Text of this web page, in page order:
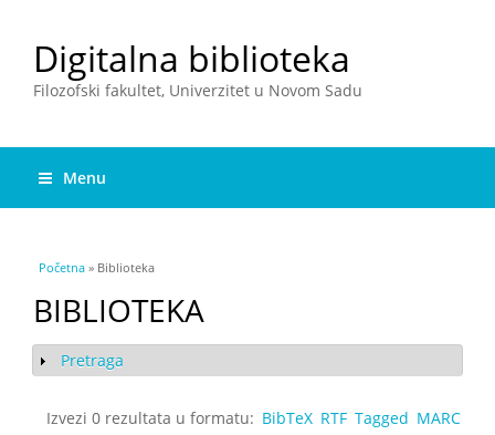
Digitalna biblioteka
Filozofski fakultet, Univerzitet u Novom Sadu
Menu
You are here
Početna » Biblioteka
BIBLIOTEKA
Show
Pretraga
Izvezi 0 rezultata u formatu: BibTeX RTF Tagged MARC